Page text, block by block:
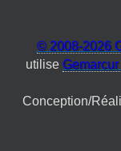
© 2008-2026
utilise
Conception/